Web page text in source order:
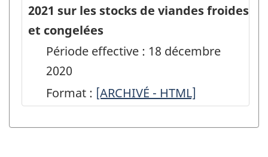
2021 sur les stocks de viandes froides
et congelées
Période effective : 18 décembre
2020
Format : ARCHIVÉ
Enquête
[ARCHIVÉ - HTML]